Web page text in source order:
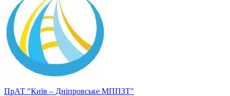
ПрАТ "Київ – Дніпровське МППЗТ"